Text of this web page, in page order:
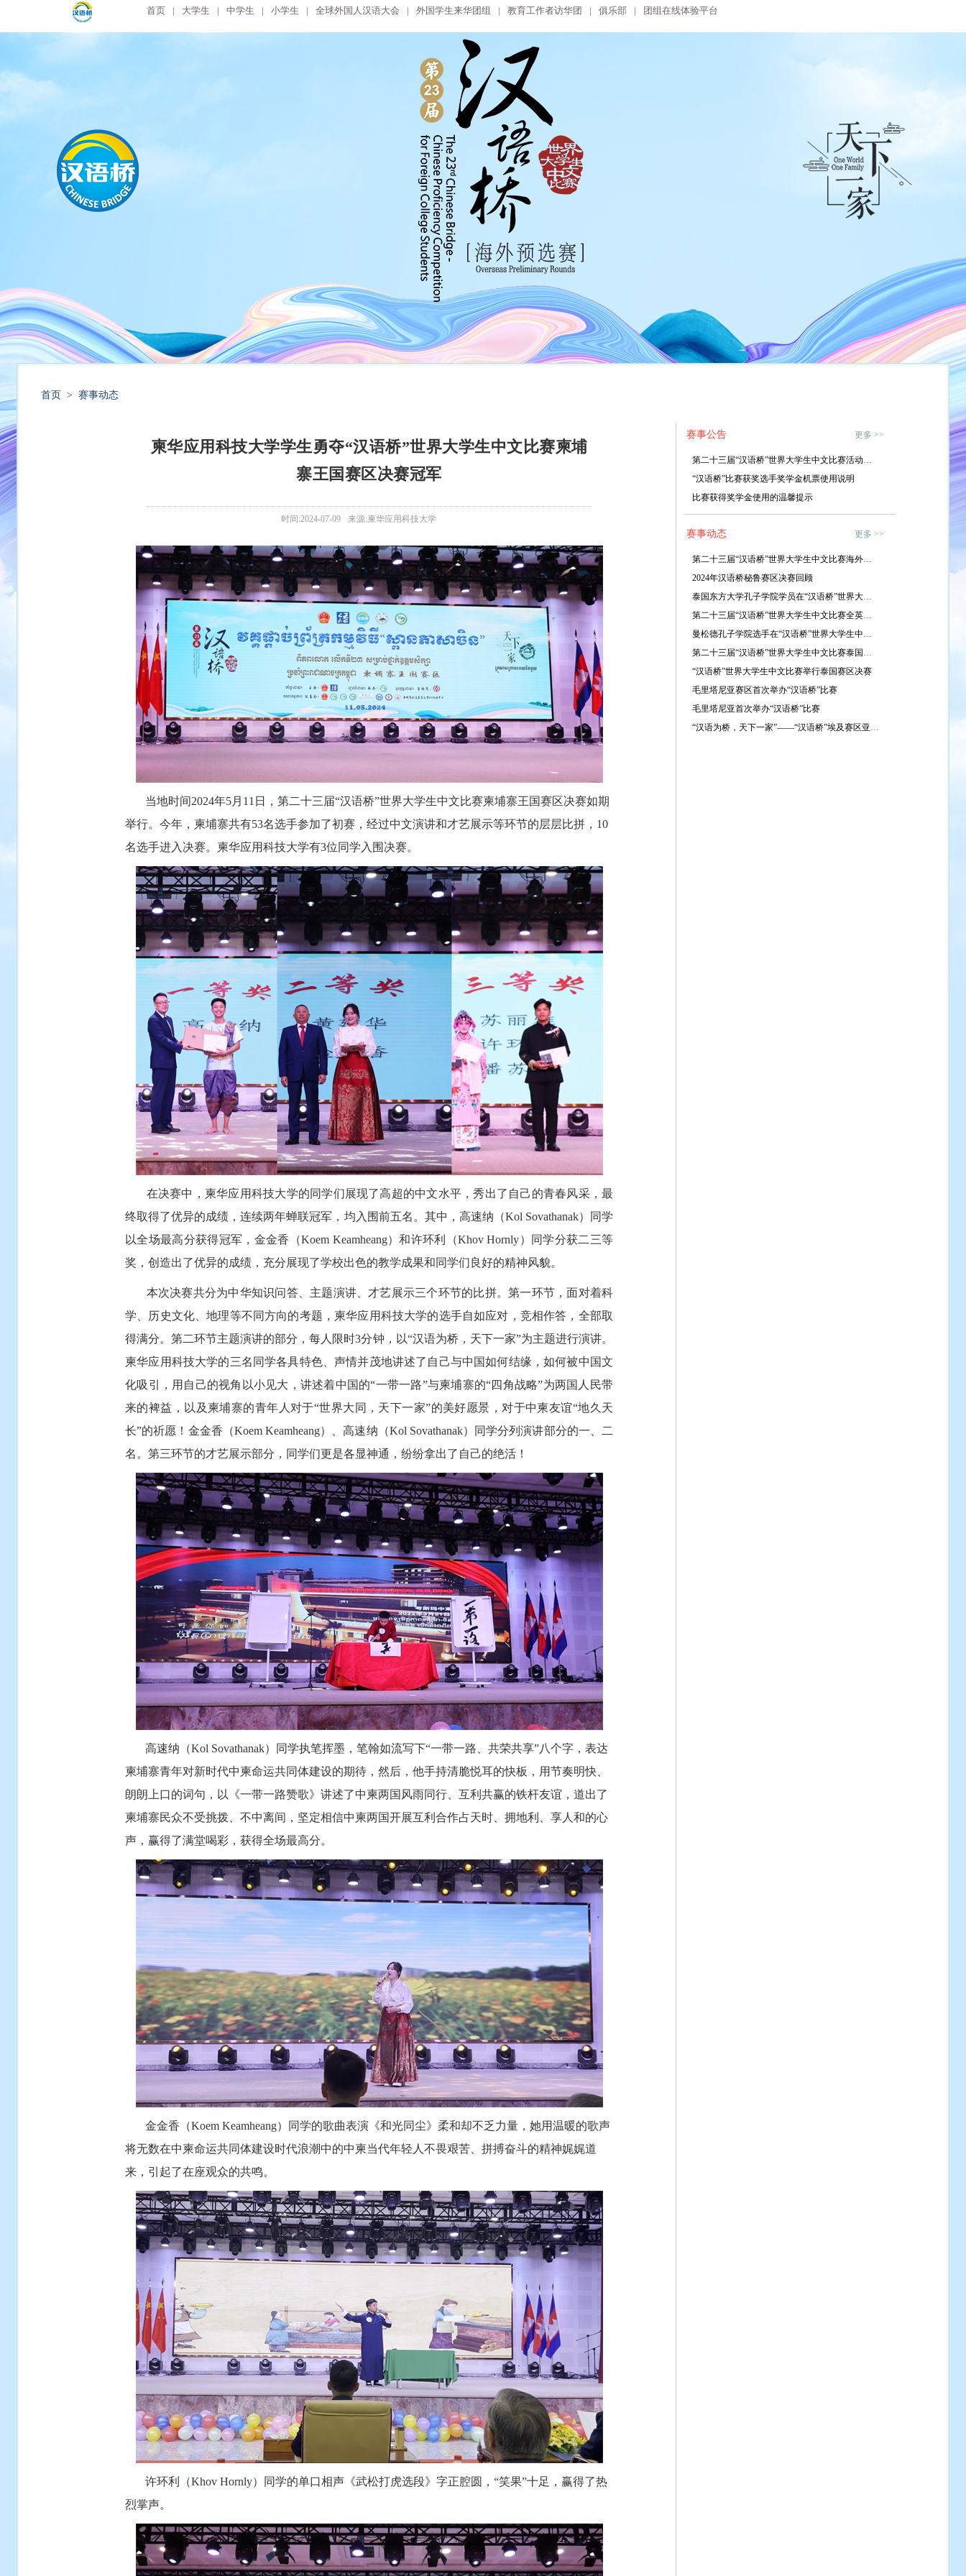
首页 | 大学生 | 中学生 | 小学生 | 全球外国人汉语大会 | 外国学生来华团组 | 教育工作者访华团 | 俱乐部 | 团组在线体验平台
首页 > 赛事动态
柬华应用科技大学学生勇夺“汉语桥”世界大学生中文比赛柬埔
寨王国赛区决赛冠军
时间:2024-07-09 来源:柬华应用科技大学
当地时间2024年5月11日，第二十三届“汉语桥”世界大学生中文比赛柬埔寨王国赛区决赛如期
举行。今年，柬埔寨共有53名选手参加了初赛，经过中文演讲和才艺展示等环节的层层比拼，10
名选手进入决赛。柬华应用科技大学有3位同学入围决赛。
在决赛中，柬华应用科技大学的同学们展现了高超的中文水平，秀出了自己的青春风采，最
终取得了优异的成绩，连续两年蝉联冠军，均入围前五名。其中，高速纳（Kol Sovathanak）同学
以全场最高分获得冠军，金金香（Koem Keamheang）和许环利（Khov Hornly）同学分获二三等
奖，创造出了优异的成绩，充分展现了学校出色的教学成果和同学们良好的精神风貌。
本次决赛共分为中华知识问答、主题演讲、才艺展示三个环节的比拼。第一环节，面对着科
学、历史文化、地理等不同方向的考题，柬华应用科技大学的选手自如应对，竞相作答，全部取
得满分。第二环节主题演讲的部分，每人限时3分钟，以“汉语为桥，天下一家”为主题进行演讲。
柬华应用科技大学的三名同学各具特色、声情并茂地讲述了自己与中国如何结缘，如何被中国文
化吸引，用自己的视角以小见大，讲述着中国的“一带一路”与柬埔寨的“四角战略”为两国人民带
来的裨益，以及柬埔寨的青年人对于“世界大同，天下一家”的美好愿景，对于中柬友谊“地久天
长”的祈愿！金金香（Koem Keamheang）、高速纳（Kol Sovathanak）同学分列演讲部分的一、二
名。第三环节的才艺展示部分，同学们更是各显神通，纷纷拿出了自己的绝活！
高速纳（Kol Sovathanak）同学执笔挥墨，笔翰如流写下“一带一路、共荣共享”八个字，表达
柬埔寨青年对新时代中柬命运共同体建设的期待，然后，他手持清脆悦耳的快板，用节奏明快、
朗朗上口的词句，以《一带一路赞歌》讲述了中柬两国风雨同行、互利共赢的铁杆友谊，道出了
柬埔寨民众不受挑拨、不中离间，坚定相信中柬两国开展互利合作占天时、拥地利、享人和的心
声，赢得了满堂喝彩，获得全场最高分。
金金香（Koem Keamheang）同学的歌曲表演《和光同尘》柔和却不乏力量，她用温暖的歌声
将无数在中柬命运共同体建设时代浪潮中的中柬当代年轻人不畏艰苦、拼搏奋斗的精神娓娓道
来，引起了在座观众的共鸣。
许环利（Khov Hornly）同学的单口相声《武松打虎选段》字正腔圆，“笑果”十足，赢得了热
烈掌声。
赛事公告 更多 >>
第二十三届“汉语桥”世界大学生中文比赛活动方案
“汉语桥”比赛获奖选手奖学金机票使用说明
比赛获得奖学金使用的温馨提示
赛事动态 更多 >>
第二十三届“汉语桥”世界大学生中文比赛海外预选赛佛得角赛区举行决赛
2024年汉语桥秘鲁赛区决赛回顾
泰国东方大学孔子学院学员在“汉语桥”世界大学生中文比赛泰国赛区决赛展露风采
第二十三届“汉语桥”世界大学生中文比赛全英大区赛落幕
曼松德孔子学院选手在“汉语桥”世界大学生中文比赛泰国赛区决赛中荣获优秀奖
第二十三届“汉语桥”世界大学生中文比赛泰国赛区决赛落幕
“汉语桥”世界大学生中文比赛举行泰国赛区决赛
毛里塔尼亚赛区首次举办“汉语桥”比赛
毛里塔尼亚首次举办“汉语桥”比赛
“汉语为桥，天下一家”——“汉语桥”埃及赛区亚历山大分赛区预选赛落幕